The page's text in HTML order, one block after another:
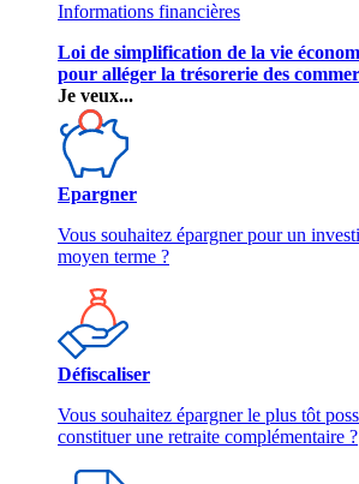
Informations financières
Loi de simplification de la vie
pour alléger la trésorerie des
Je veux...
Epargner
Vous souhaitez épargner pour un
moyen terme ?
Défiscaliser
Vous souhaitez épargner le plus tôt
constituer une retraite complémentaire ?